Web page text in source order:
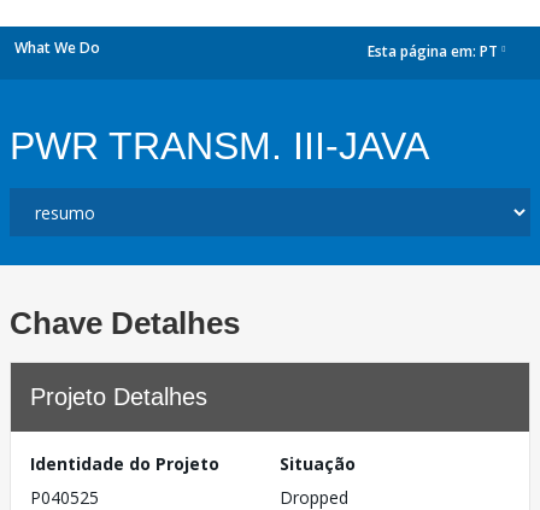
What We Do Esta página em: PT
PWR TRANSM. III-JAVA
Chave Detalhes
Projeto Detalhes
Identidade do Projeto
P040525
Situação
Dropped